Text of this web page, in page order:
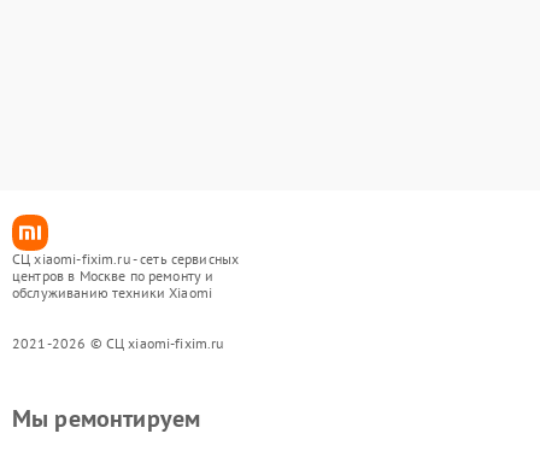
СЦ xiaomi-fixim.ru - сеть сервисных
центров в Москве по ремонту и
обслуживанию техники Xiaomi
2021-2026 © СЦ xiaomi-fixim.ru
Мы ремонтируем